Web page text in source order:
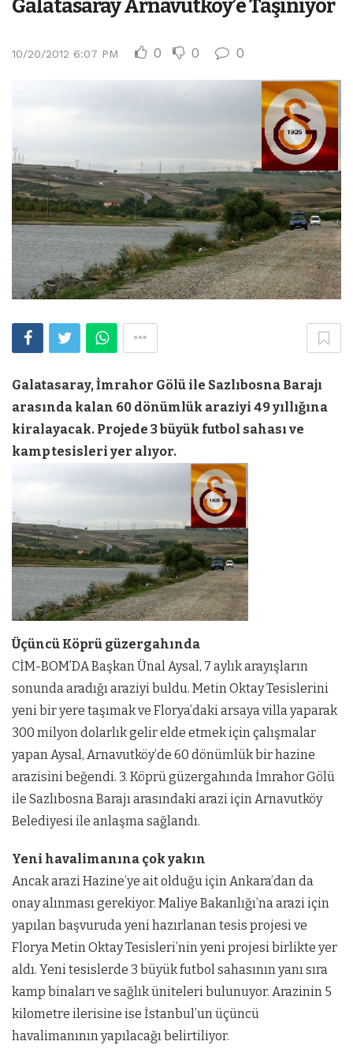
Galatasaray Arnavutköy’e Taşınıyor
10/20/2012 6:07 PM 0 0 0
Galatasaray, İmrahor Gölü ile Sazlıbosna Barajı
arasında kalan 60 dönümlük araziyi 49 yıllığına
kiralayacak. Projede 3 büyük futbol sahası ve
kamp tesisleri yer alıyor.
Üçüncü Köprü güzergahında
CİM-BOM’DA Başkan Ünal Aysal, 7 aylık arayışların
sonunda aradığı araziyi buldu. Metin Oktay Tesislerini
yeni bir yere taşımak ve Florya’daki arsaya villa yaparak
300 milyon dolarlık gelir elde etmek için çalışmalar
yapan Aysal, Arnavutköy’de 60 dönümlük bir hazine
arazisini beğendi. 3. Köprü güzergahında İmrahor Gölü
ile Sazlıbosna Barajı arasındaki arazi için Arnavutköy
Belediyesi ile anlaşma sağlandı.
Yeni havalimanına çok yakın
Ancak arazi Hazine’ye ait olduğu için Ankara’dan da
onay alınması gerekiyor. Maliye Bakanlığı’na arazi için
yapılan başvuruda yeni hazırlanan tesis projesi ve
Florya Metin Oktay Tesisleri’nin yeni projesi birlikte yer
aldı. Yeni tesislerde 3 büyük futbol sahasının yanı sıra
kamp binaları ve sağlık üniteleri bulunuyor. Arazinin 5
kilometre ilerisine ise İstanbul’un üçüncü
havalimanının yapılacağı belirtiliyor.